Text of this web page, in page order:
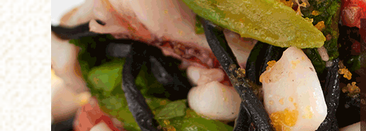
府中のイタ
最新情報
府中市、国分寺、調布などから
報や、新メニュー・限定メニュ
広く当店の情報をお届けいたし